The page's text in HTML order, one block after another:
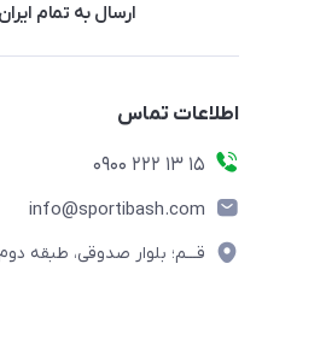
ارسال به تمام ایران
اطلاعات تماس
15 13 222 0900
info@sportibash.com
قـــم؛ بلوار صدوقی، طبقه دوم